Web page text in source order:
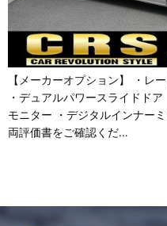
【メーカーオプション】 ・レ
・デュアルパワースライドド
モニター ・デジタルインナ
両評価書をご確認くだ…